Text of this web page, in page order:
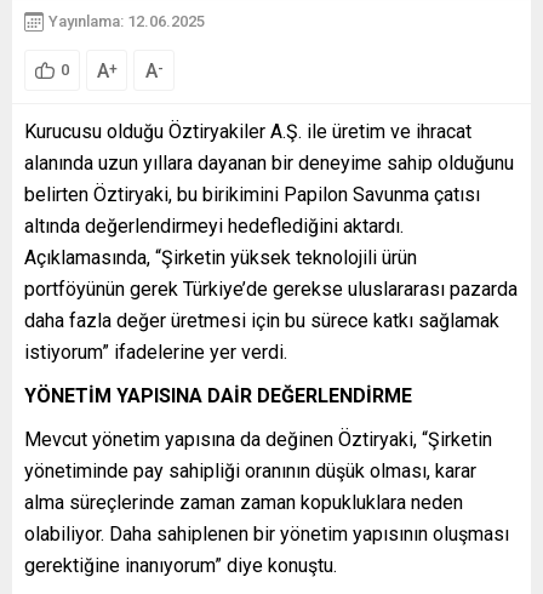
Yayınlama: 12.06.2025
0 A+ A-
Kurucusu olduğu Öztiryakiler A.Ş. ile üretim ve ihracat
alanında uzun yıllara dayanan bir deneyime sahip olduğunu
belirten Öztiryaki, bu birikimini Papilon Savunma çatısı
altında değerlendirmeyi hedeflediğini aktardı.
Açıklamasında, “Şirketin yüksek teknolojili ürün
portföyünün gerek Türkiye’de gerekse uluslararası pazarda
daha fazla değer üretmesi için bu sürece katkı sağlamak
istiyorum” ifadelerine yer verdi.
YÖNETİM YAPISINA DAİR DEĞERLENDİRME
Mevcut yönetim yapısına da değinen Öztiryaki, “Şirketin
yönetiminde pay sahipliği oranının düşük olması, karar
alma süreçlerinde zaman zaman kopukluklara neden
olabiliyor. Daha sahiplenen bir yönetim yapısının oluşması
gerektiğine inanıyorum” diye konuştu.